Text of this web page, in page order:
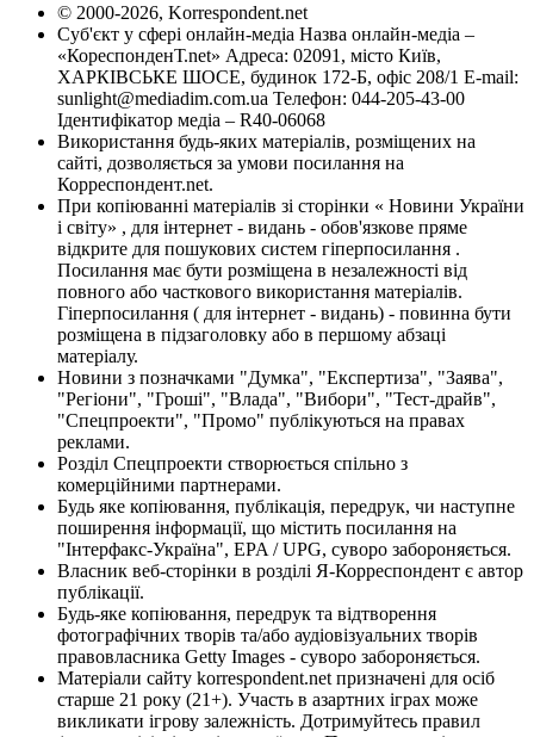
© 2000-2026, Korrespondent.net
Суб'єкт у сфері онлайн-медіа Назва онлайн-медіа –
«КореспонденТ.net» Адреса: 02091, місто Київ,
ХАРКІВСЬКЕ ШОСЕ, будинок 172-Б, офіс 208/1 E-mail:
sunlight@mediadim.com.ua Телефон: 044-205-43-00
Ідентифікатор медіа – R40-06068
Використання будь-яких матеріалів, розміщених на
сайті, дозволяється за умови посилання на
Корреспондент.net.
При копіюванні матеріалів зі сторінки « Новини України
і світу» , для інтернет - видань - обов'язкове пряме
відкрите для пошукових систем гіперпосилання .
Посилання має бути розміщена в незалежності від
повного або часткового використання матеріалів.
Гіперпосилання ( для інтернет - видань) - повинна бути
розміщена в підзаголовку або в першому абзаці
матеріалу.
Новини з позначками "Думка", "Експертиза", "Заява",
"Регіони", "Гроші", "Влада", "Вибори", "Тест-драйв",
"Спецпроекти", "Промо" публікуються на правах
реклами.
Розділ Спецпроекти створюється спільно з
комерційними партнерами.
Будь яке копіювання, публікація, передрук, чи наступне
поширення інформації, що містить посилання на
"Інтерфакс-Україна", EPA / UPG, суворо забороняється.
Власник веб-сторінки в розділі Я-Корреспондент є автор
публікації.
Будь-яке копіювання, передрук та відтворення
фотографічних творів та/або аудіовізуальних творів
правовласника Getty Images - суворо забороняється.
Матеріали сайту korrespondent.net призначені для осіб
старше 21 року (21+). Участь в азартних іграх може
викликати ігрову залежність. Дотримуйтесь правил